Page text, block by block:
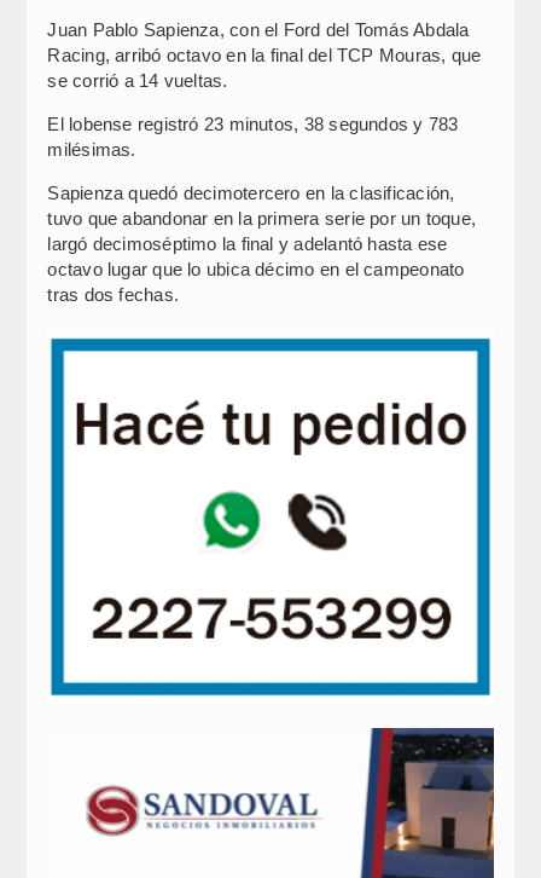
Juan Pablo Sapienza, con el Ford del Tomás Abdala
Racing, arribó octavo en la final del TCP Mouras, que
se corrió a 14 vueltas.
El lobense registró 23 minutos, 38 segundos y 783
milésimas.
Sapienza quedó decimotercero en la clasificación,
tuvo que abandonar en la primera serie por un toque,
largó decimoséptimo la final y adelantó hasta ese
octavo lugar que lo ubica décimo en el campeonato
tras dos fechas.